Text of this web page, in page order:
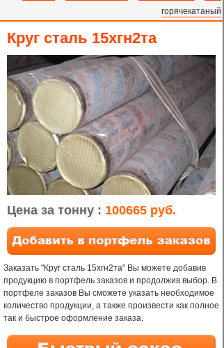
горячекатаный
Круг сталь 15хгн2та
Цена за тонну : 100665 руб.
Заказать "Круг сталь 15хгн2та" Вы можете добавив
продукцию в портфель заказов и продолжив выбор. В
портфеле заказов Вы сможете указать необходимое
количество продукции, а также произвести как полное
так и быстрое оформление заказа.